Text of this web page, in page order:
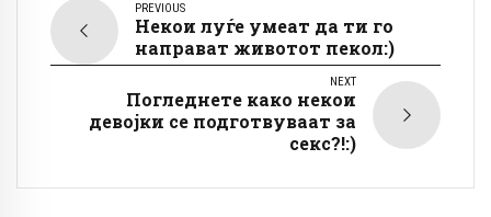
PREVIOUS
Некои луѓе умеат да ти го
направат животот пекол:)
NEXT
Погледнете како некои
девојки се подготвуваат за
секс?!:)